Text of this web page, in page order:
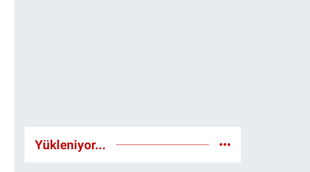
Yükleniyor...